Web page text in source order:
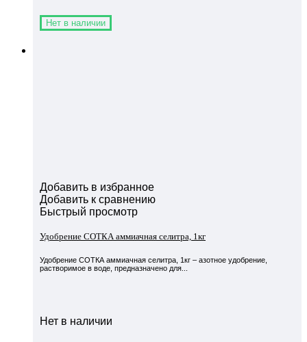
Нет в наличии
Добавить в избранное
Добавить к сравнению
Быстрый просмотр
Удобрение СОТКА аммиачная селитра, 1кг
Удобрение СОТКА аммиачная селитра, 1кг – азотное удобрение,
растворимое в воде, предназначено для...
Нет в наличии